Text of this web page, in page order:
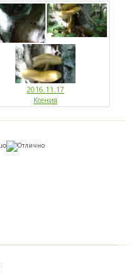
2016.11.17
Ксения